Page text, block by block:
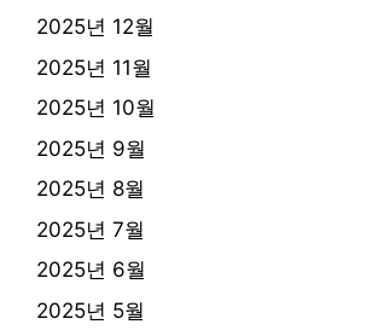
2025년 12월
2025년 11월
2025년 10월
2025년 9월
2025년 8월
2025년 7월
2025년 6월
2025년 5월